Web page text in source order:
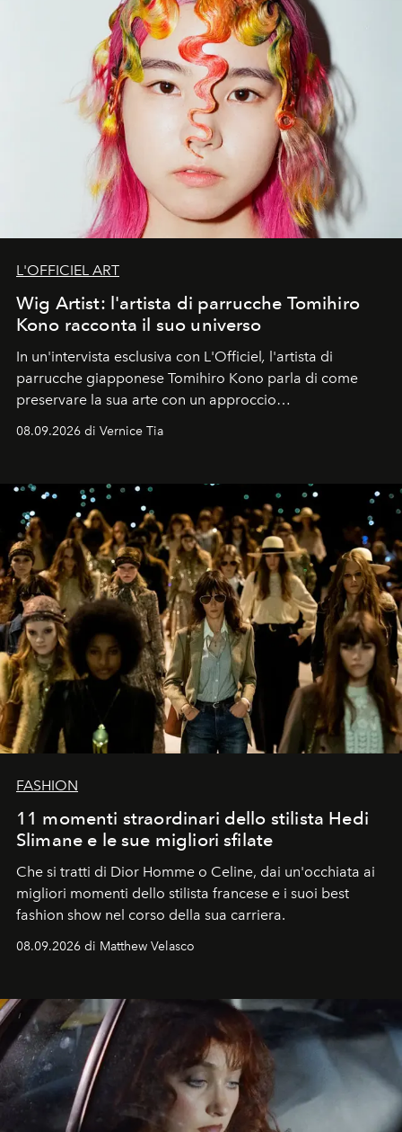
L'OFFICIEL ART
Wig Artist: l'artista di parrucche Tomihiro
Kono racconta il suo universo
In un'intervista esclusiva con L'Officiel , l'artista di
parrucche giapponese Tomihiro Kono parla di come
preservare la sua arte con un approccio
contemporaneo.
08.09.2026 di Vernice Tia
FASHION
11 momenti straordinari dello stilista Hedi
Slimane e le sue migliori sfilate
Che si tratti di Dior Homme o Celine, dai un'occhiata ai
migliori momenti dello stilista francese e i suoi best
fashion show nel corso della sua carriera.
08.09.2026 di Matthew Velasco